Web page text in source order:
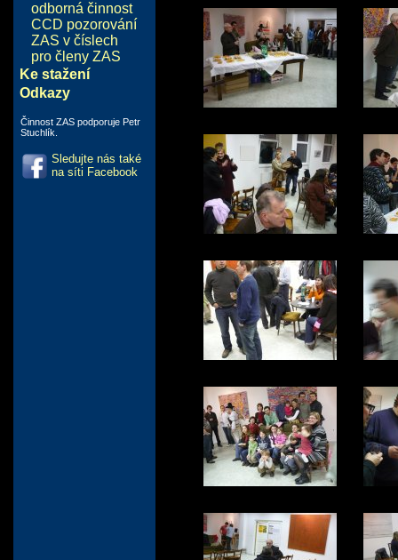
odborná činnost
CCD pozorování
ZAS v číslech
pro členy ZAS
Ke stažení
Odkazy
Činnost ZAS podporuje Petr
Stuchlík.
Sledujte nás také
na síti Facebook